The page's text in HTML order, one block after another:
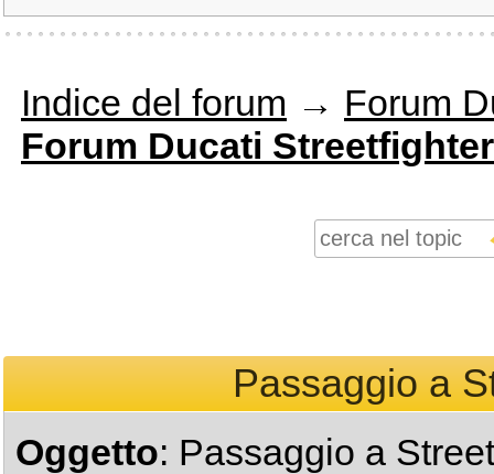
Indice del forum → Forum
Forum Ducati
Passaggio a
Oggetto: Passaggio a